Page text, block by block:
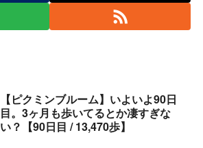
【ピクミンブルーム】いよいよ90日
目。3ヶ月も歩いてるとか凄すぎな
い？【90日目 / 13,470歩】